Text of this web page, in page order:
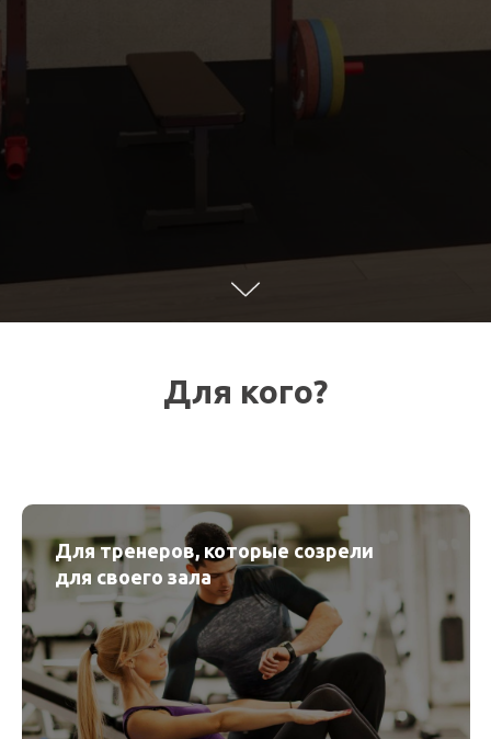
Для кого?
Для тренеров, которые созрели
для своего зала